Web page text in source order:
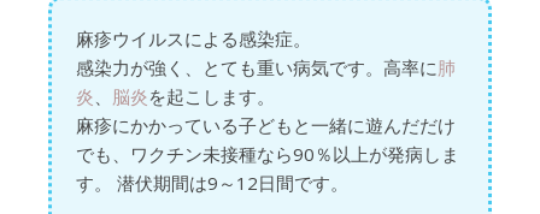
麻疹ウイルスによる感染症。
感染力が強く、とても重い病気です。高率に肺
炎、 脳炎を起こします。
麻疹にかかっている子どもと一緒に遊んだだけ
でも、ワクチン未接種なら90％以上が発病しま
す。 潜伏期間は9～12日間です。